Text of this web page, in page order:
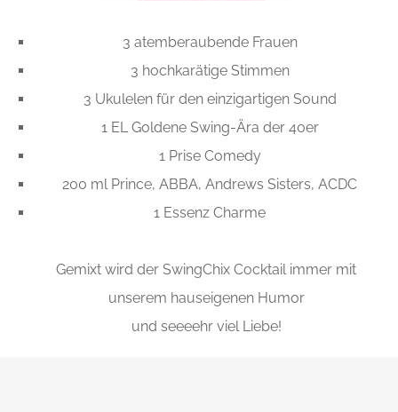
3 atemberaubende Frauen
3 hochkarätige Stimmen
3 Ukulelen für den einzigartigen Sound
1 EL Goldene Swing-Ära der 40er
1 Prise Comedy
200 ml Prince, ABBA, Andrews Sisters, ACDC
1 Essenz Charme
Gemixt wird der SwingChix Cocktail immer mit
unserem hauseigenen Humor
und seeeehr viel Liebe!